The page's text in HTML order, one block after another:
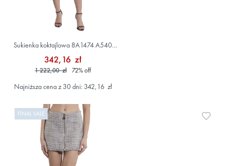
Sukienka koktajlowa 8A1474 A540
Czarny
342,16 zł
1 222,00 zł 72%off
Najniższa cena z 30 dni: 342,16 zł
FINAL SALE